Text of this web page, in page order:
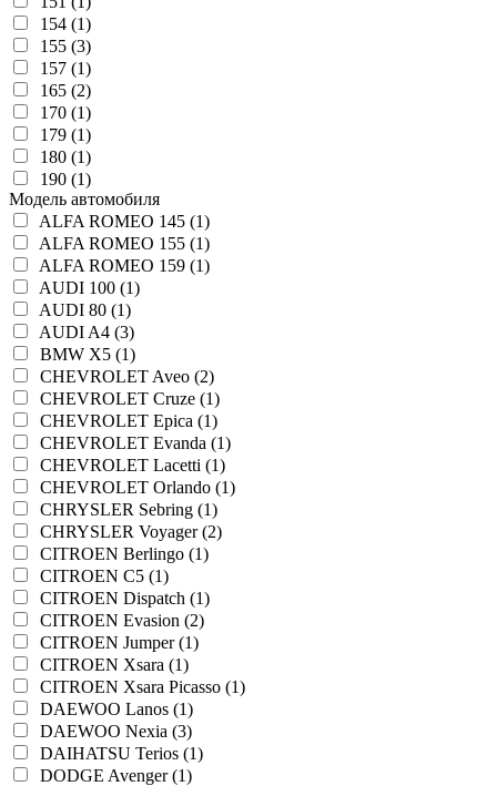
154 (1)
155 (3)
157 (1)
165 (2)
170 (1)
179 (1)
180 (1)
190 (1)
Модель автомобиля
ALFA ROMEO 145 (1)
ALFA ROMEO 155 (1)
ALFA ROMEO 159 (1)
AUDI 100 (1)
AUDI 80 (1)
AUDI A4 (3)
BMW X5 (1)
CHEVROLET Aveo (2)
CHEVROLET Cruze (1)
CHEVROLET Epica (1)
CHEVROLET Evanda (1)
CHEVROLET Lacetti (1)
CHEVROLET Orlando (1)
CHRYSLER Sebring (1)
CHRYSLER Voyager (2)
CITROEN Berlingo (1)
CITROEN C5 (1)
CITROEN Dispatch (1)
CITROEN Evasion (2)
CITROEN Jumper (1)
CITROEN Xsara (1)
CITROEN Xsara Picasso (1)
DAEWOO Lanos (1)
DAEWOO Nexia (3)
DAIHATSU Terios (1)
DODGE Avenger (1)